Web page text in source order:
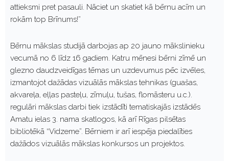
attieksmi pret pasauli. Nāciet un skatiet kā bērnu acīm un
rokām top Brīnums!”
Bērnu mākslas studijā darbojas ap 20 jauno mākslinieku
vecumā no 6 līdz 16 gadiem. Katru mēnesi bērni zīmē un
glezno daudzveidīgas tēmas un uzdevumus pēc izvēles,
izmantojot dažādas vizuālās mākslas tehnikas (guašas,
akvareļa, eļļas pasteļu, zīmuļu, tušas, flomāsteru u.c.).
regulāri mākslas darbi tiek izstādīti tematiskajās izstādēs
Amatu ielas 3. nama skatlogos, kā arī Rīgas pilsētas
bibliotēkā “Vidzeme”. Bērniem ir arī iespēja piedalīties
dažādos vizuālās mākslas konkursos un projektos.